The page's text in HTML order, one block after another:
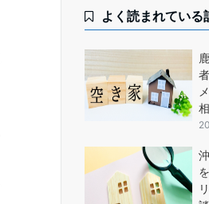
よく読まれている